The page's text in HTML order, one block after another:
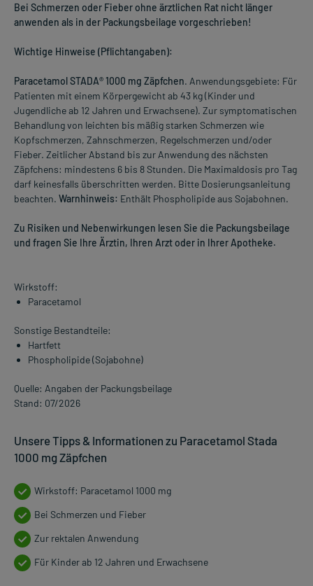
Bei Schmerzen oder Fieber ohne ärztlichen Rat nicht länger
anwenden als in der Packungsbeilage vorgeschrieben!
Wichtige Hinweise (Pflichtangaben):
Paracetamol STADA® 1000 mg Zäpfchen. Anwendungsgebiete: Für
Patienten mit einem Körpergewicht ab 43 kg (Kinder und
Jugendliche ab 12 Jahren und Erwachsene). Zur symptomatischen
Behandlung von leichten bis mäßig starken Schmerzen wie
Kopfschmerzen, Zahnschmerzen, Regelschmerzen und/oder
Fieber. Zeitlicher Abstand bis zur Anwendung des nächsten
Zäpfchens: mindestens 6 bis 8 Stunden. Die Maximaldosis pro Tag
darf keinesfalls überschritten werden. Bitte Dosierungsanleitung
beachten. Warnhinweis: Enthält Phospholipide aus Sojabohnen.
Zu Risiken und Nebenwirkungen lesen Sie die Packungsbeilage
und fragen Sie Ihre Ärztin, Ihren Arzt oder in Ihrer Apotheke.
Wirkstoff:
Paracetamol
Sonstige Bestandteile:
Hartfett
Phospholipide (Sojabohne)
Quelle: Angaben der Packungsbeilage
Stand: 07/2026
Unsere Tipps & Informationen zu Paracetamol Stada
1000 mg Zäpfchen
Wirkstoff: Paracetamol 1000 mg
Bei Schmerzen und Fieber
Zur rektalen Anwendung
Für Kinder ab 12 Jahren und Erwachsene